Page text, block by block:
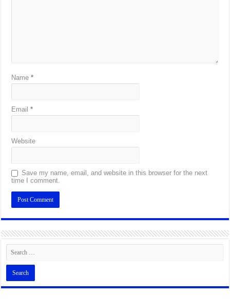
Name*
Email*
Website
Save my name, email, and website in this browser for the next
time I comment.
Alternative: